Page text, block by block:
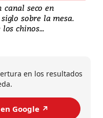
canal seco en
sobre la mesa.
chinos...
en los resultados
Google ↗️